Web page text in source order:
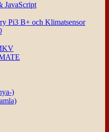
JavaScript
Pi3 B+ och Klimatsensor
)